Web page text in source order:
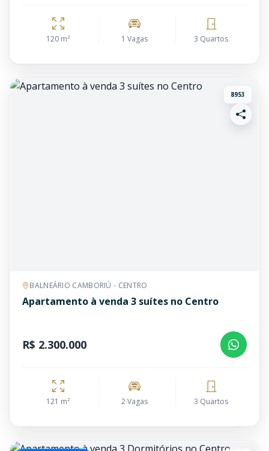
120 m² 1 Vagas 3 Quartos
8953
BALNEÁRIO CAMBORIÚ - CENTRO
Apartamento à venda 3 suítes no Centro
R$ 2.300.000
121 m² 2 Vagas 3 Quartos